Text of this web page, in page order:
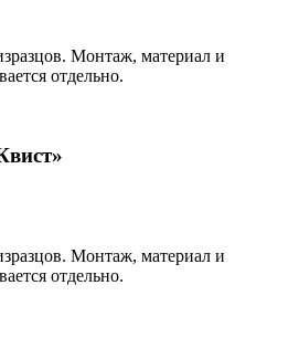
Монтаж, материал и
отдельно.
Монтаж, материал и
отдельно.